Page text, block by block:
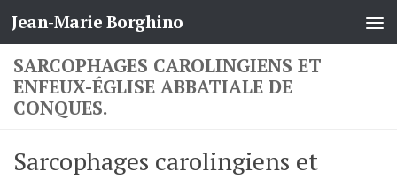
Skip to content
Jean-Marie Borghino
SARCOPHAGES CAROLINGIENS ET
ENFEUX-ÉGLISE ABBATIALE DE
CONQUES.
Sarcophages carolingiens et